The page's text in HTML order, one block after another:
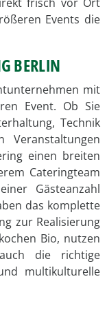
Events die
BERLIN
mit
Event. Ob Sie
Technik
Veranstaltungen
einen breiten
Cateringteam
Gästeanzahl
das komplette
zur Realisierung
Bio, nutzen
die richtige
multikulturelle